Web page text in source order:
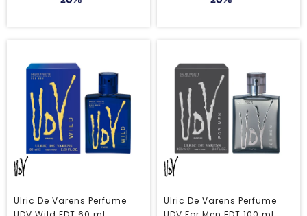
Ulric De Varens Perfume
Ulric De Varens Perfume